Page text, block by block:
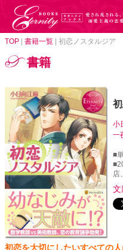
TOP 書籍一覧 初恋ノスタルジア
書籍
小
一
■
店
文
初恋を大切にしたいすべての